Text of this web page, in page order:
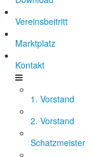
Vereinsbeitritt
Marktplatz
Kontakt
1. Vorstand
2. Vorstand
Schatzmeister